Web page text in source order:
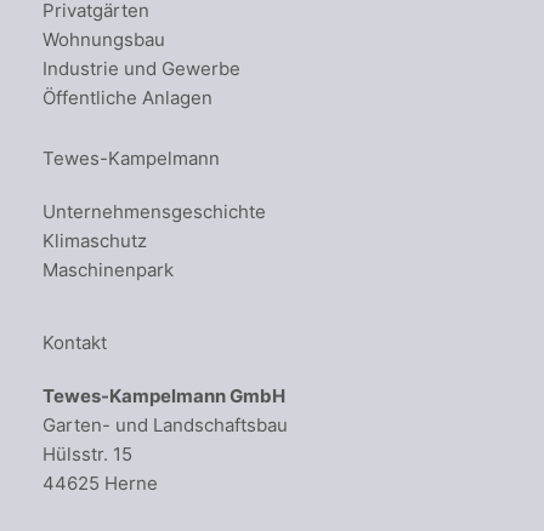
Privatgärten
Wohnungsbau
Industrie und Gewerbe
Öffentliche Anlagen
Tewes-Kampelmann
Unternehmensgeschichte
Klimaschutz
Maschinenpark
Kontakt
Tewes-Kampelmann GmbH
Garten- und Landschaftsbau
Hülsstr. 15
44625 Herne